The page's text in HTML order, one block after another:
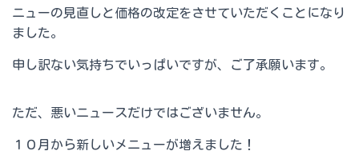
ニューの見直しと価格の改定をさせていただくことになり
ました。
申し訳ない気持ちでいっぱいですが、ご了承願います。
ただ、悪いニュースだけではございません。
１０月から新しいメニューが増えました！